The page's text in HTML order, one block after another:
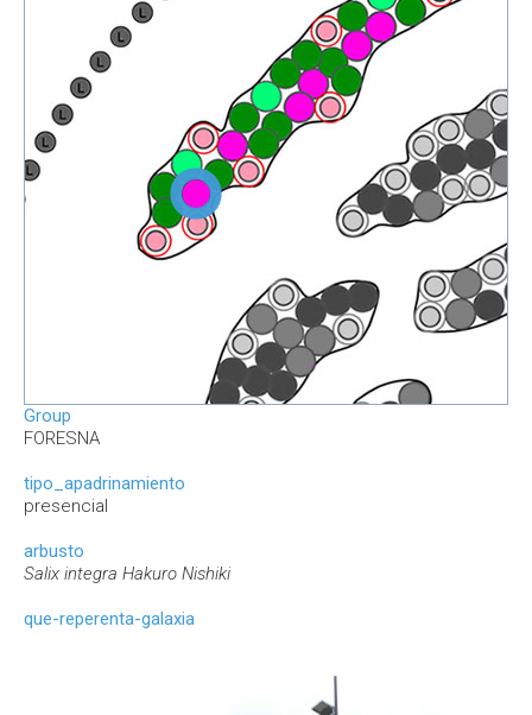
Group
FORESNA
tipo_apadrinamiento
presencial
arbusto
Salix integra Hakuro Nishiki
que-reperenta-galaxia